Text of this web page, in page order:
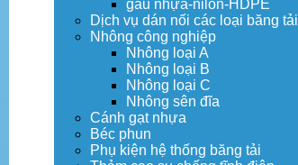
gầu nhựa-nilon-HDPE
Dịch vụ dán nối các loại băng tải
Nhông công nghiệp
Nhông loại A
Nhông loại B
Nhông loại C
Nhông sên đĩa
Cánh gạt nhựa
Béc phun
Phụ kiện hệ thống băng tải